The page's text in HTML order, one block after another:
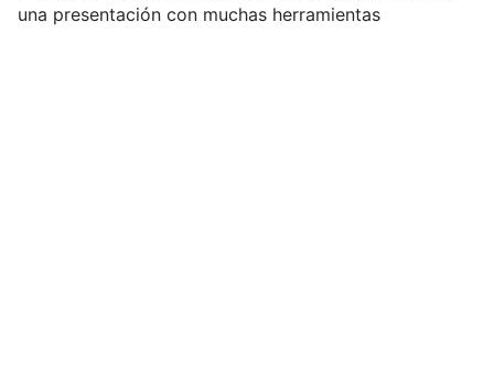
una presentación con muchas herramientas